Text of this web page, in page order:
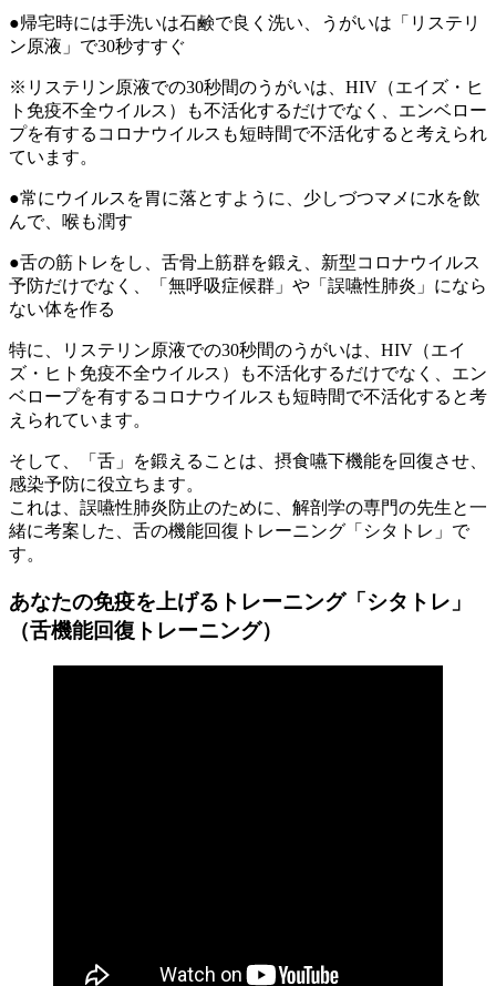
●帰宅時には手洗いは石鹸で良く洗い、うがいは「リステリ
ン原液」で30秒すすぐ
※リステリン原液での30秒間のうがいは、HIV（エイズ・ヒ
ト免疫不全ウイルス）も不活化するだけでなく、エンベロー
プを有するコロナウイルスも短時間で不活化すると考えられ
ています。
●常にウイルスを胃に落とすように、少しづつマメに水を飲
んで、喉も潤す
●舌の筋トレをし、舌骨上筋群を鍛え、新型コロナウイルス
予防だけでなく、「無呼吸症候群」や「誤嚥性肺炎」になら
ない体を作る
特に、リステリン原液での30秒間のうがいは、HIV（エイ
ズ・ヒト免疫不全ウイルス）も不活化するだけでなく、エン
ベロープを有するコロナウイルスも短時間で不活化すると考
えられています。
そして、「舌」を鍛えることは、摂食嚥下機能を回復させ、
感染予防に役立ちます。
これは、誤嚥性肺炎防止のために、解剖学の専門の先生と一
緒に考案した、舌の機能回復トレーニング「シタトレ」で
す。
あなたの免疫を上げるトレーニング「シタトレ」
（舌機能回復トレーニング）